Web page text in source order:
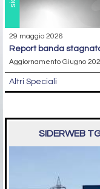
29 maggio 2026
report banda
Aggiornamento Giugno
Altri Speciali
SIDERWEB